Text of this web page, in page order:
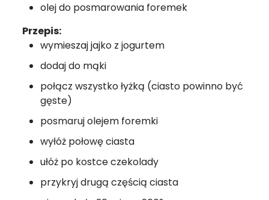
olej do posmarowania foremek
Przepis:
wymieszaj jajko z jogurtem
dodaj do mąki
połącz wszystko łyżką (ciasto powinno być
gęste)
posmaruj olejem foremki
wyłóż połowę ciasta
ułóż po kostce czekolady
przykryj drugą częścią ciasta